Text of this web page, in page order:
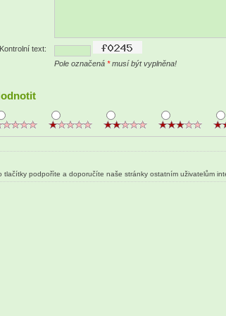
text:
Pole označená *musí být vyplněna!
tlačítky podpoříte a doporučíte naše stránky ostatním uživatelům